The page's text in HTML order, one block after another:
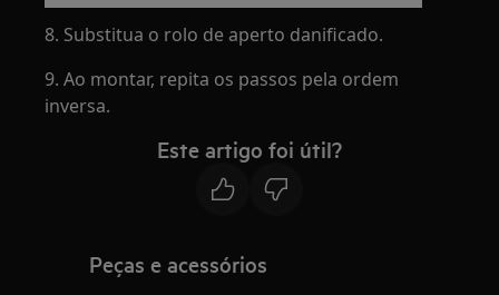
8. Substitua o rolo de aperto danificado.
9. Ao montar, repita os passos pela ordem
inversa.
Este artigo foi útil?
Peças e acessórios